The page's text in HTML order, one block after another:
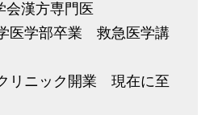
会漢方専門医
医学部卒業 救急医学講
リニック開業 現在に至